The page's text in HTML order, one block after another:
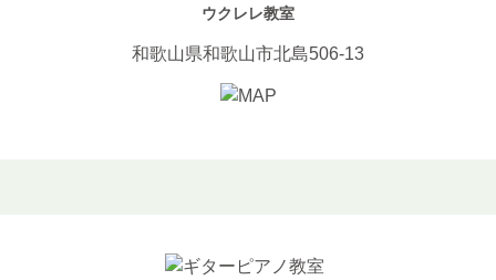
ウクレレ教室
和歌山県和歌山市北島506-13